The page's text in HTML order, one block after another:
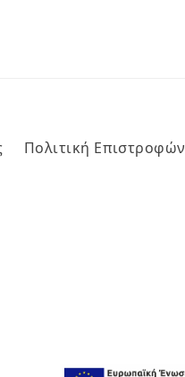
Πολιτική Επιστροφών